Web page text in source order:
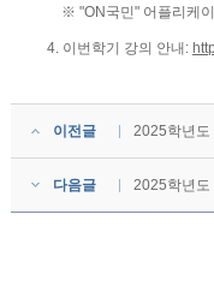
※ "ON국민" 어플리케이
4. 이번학기 강의 안내:
이전글 2025학년도
다음글 2025학년도